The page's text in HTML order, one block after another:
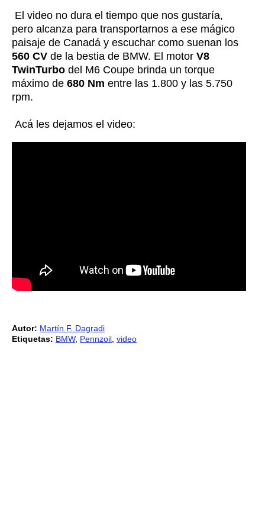
El video no dura el tiempo que nos gustaría,
pero alcanza para transportarnos a ese mágico
paisaje de Canadá y escuchar como suenan los
560 CV de la bestia de BMW. El motor V8
TwinTurbo del M6 Coupe brinda un torque
máximo de 680 Nm entre las 1.800 y las 5.750
rpm.
Acá les dejamos el video:
Autor: Martín F. Dagradi
Etiquetas: BMW, Pennzoil, video